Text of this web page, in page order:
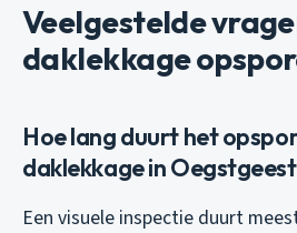
Veelgestelde
daklekkage
Hoe lang duurt het
daklekkage in
Een visuele inspectie duurt